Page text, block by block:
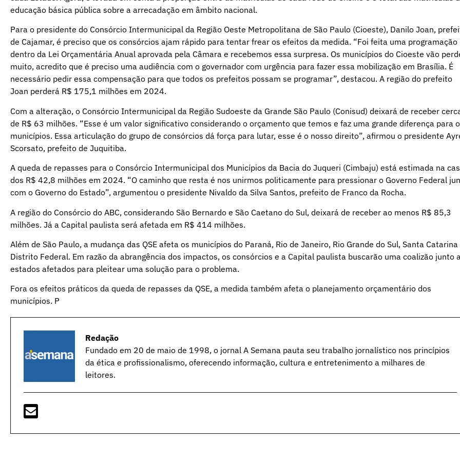
educação básica pública sobre a arrecadação em âmbito nacional.
Para o presidente do Consórcio Intermunicipal da Região Oeste Metropolitana de São Paulo (Cioeste), Danilo Joan,
de Cajamar, é preciso que os consórcios ajam rápido para tentar frear os efeitos da medida. “Foi feita uma programação
dentro da Lei Orçamentária Anual aprovada pela Câmara e recebemos essa surpresa. Os municípios do Cioeste vão
muito, acredito que é preciso uma audiência com o governador com urgência para fazer essa mobilização em Brasília. É
necessário pedir essa compensação para que todos os prefeitos possam se programar”, destacou. A região do prefeito
Joan perderá R$ 175,1 milhões em 2024.
Com a alteração, o Consórcio Intermunicipal da Região Sudoeste da Grande São Paulo (Conisud) deixará de receber
de R$ 63 milhões. “Esse é um valor significativo considerando o orçamento que temos e faz uma grande diferença para
municípios. Essa articulação do grupo de consórcios dá força para lutar, esse é o nosso direito”, afirmou o presidente
Scorsato, prefeito de Juquitiba.
A queda de repasses para o Consórcio Intermunicipal dos Municípios da Bacia do Juqueri (Cimbaju) está estimada na
dos R$ 42,8 milhões em 2024. “O caminho que resta é nos unirmos politicamente para pressionar o Governo Federal
com o Governo do Estado”, argumentou o presidente Nivaldo da Silva Santos, prefeito de Franco da Rocha.
A região do Consórcio do ABC, considerando São Bernardo e São Caetano do Sul, deixará de receber ao menos R$ 85,3
milhões. Já a Capital paulista será afetada em R$ 414 milhões.
Além de São Paulo, a mudança das QSE afeta os municípios do Paraná, Rio de Janeiro, Rio Grande do Sul, Santa Catarina
Distrito Federal. Em razão da abrangência dos impactos, os consórcios e a Capital paulista buscarão uma coalizão junto
estados afetados para pleitear uma solução para o problema.
Fora os efeitos práticos da queda de repasses da QSE, a medida também afeta o planejamento orçamentário dos
municípios. P
Redação
Fundado em 20 de maio de 1998, o jornal A Semana pauta seu trabalho jornalístico nos princípios
da ética e profissionalismo, oferecendo informação, cultura e entretenimento a milhares de
leitores.